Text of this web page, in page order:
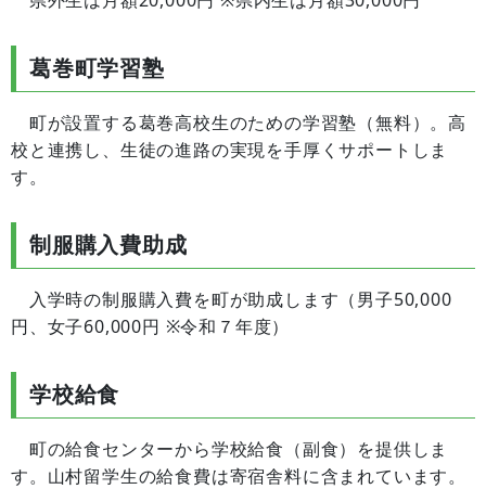
葛巻町学習塾
町が設置する葛巻高校生のための学習塾（無料）。高
校と連携し、生徒の進路の実現を手厚くサポートしま
す。
制服購入費助成
入学時の制服購入費を町が助成します（男子50,000
円、女子60,000円 ※令和７年度）
学校給食
町の給食センターから学校給食（副食）を提供しま
す。山村留学生の給食費は寄宿舎料に含まれています。